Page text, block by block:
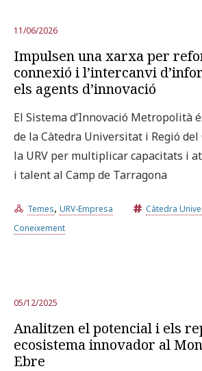
11/06/2026
Impulsen una xarxa per
connexió i l’intercanvi
els agents d’innovació
El Sistema d’Innovació Metropolità
de la Càtedra Universitat i Regió del
la URV per multiplicar capacitats i
i talent al Camp de Tarragona
Temes, URV-Empresa
Càtedra
Coneixement
05/12/2025
Analitzen el potencial i els
ecosistema innovador al
Ebre